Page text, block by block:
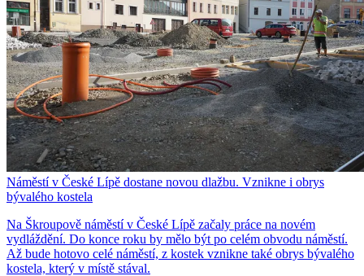
Náměstí v České Lípě dostane novou dlažbu. Vznikne i obrys
bývalého kostela
Na Škroupově náměstí v České Lípě začaly práce na novém
vydláždění. Do konce roku by mělo být po celém obvodu náměstí.
Až bude hotovo celé náměstí, z kostek vznikne také obrys bývalého
kostela, který v místě stával.